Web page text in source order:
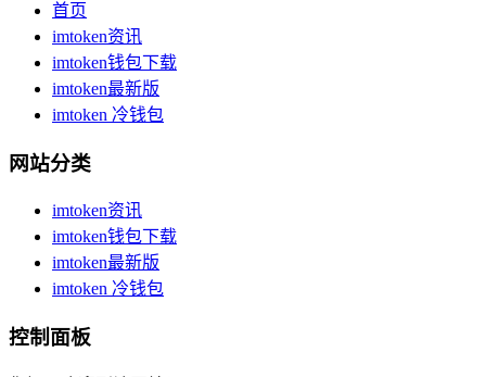
首页
imtoken资讯
imtoken钱包下载
imtoken最新版
imtoken 冷钱包
网站分类
imtoken资讯
imtoken钱包下载
imtoken最新版
imtoken 冷钱包
控制面板